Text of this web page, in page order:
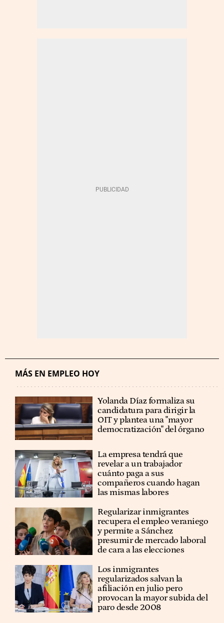
MÁS EN EMPLEO HOY
Yolanda Díaz formaliza su
candidatura para dirigir la
OIT y plantea una "mayor
democratización" del órgano
La empresa tendrá que
revelar a un trabajador
cuánto paga a sus
compañeros cuando hagan
las mismas labores
Regularizar inmigrantes
recupera el empleo veraniego
y permite a Sánchez
presumir de mercado laboral
de cara a las elecciones
Los inmigrantes
regularizados salvan la
afiliación en julio pero
provocan la mayor subida del
paro desde 2008